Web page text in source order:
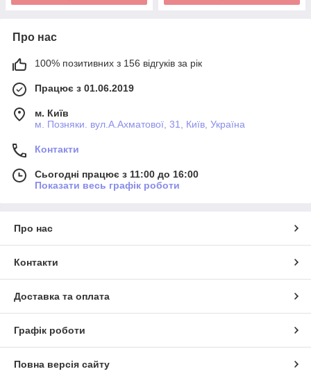
Про нас
100% позитивних з 156 відгуків за рік
Працює з 01.06.2019
м. Київ
м. Позняки. вул.А.Ахматової, 31, Київ, Україна
Контакти
Сьогодні працює з 11:00 до 16:00
Показати весь графік роботи
Про нас
Контакти
Доставка та оплата
Графік роботи
Повна версія сайту